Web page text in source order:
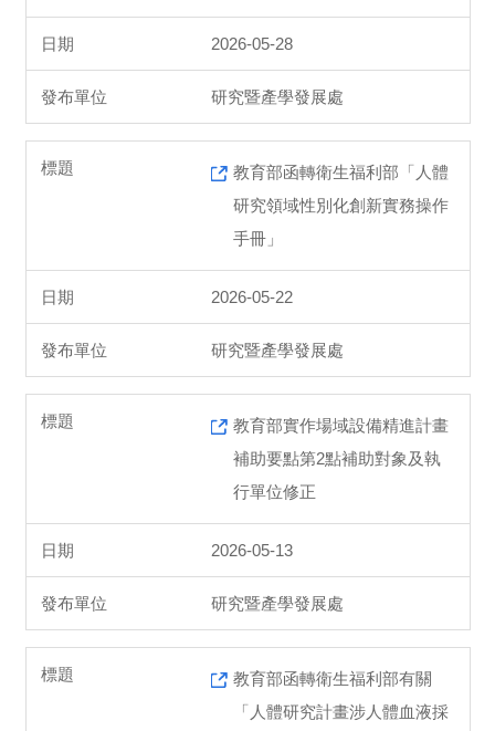
2026-05-28
研究暨產學發展處
教育部函轉衛生福利部「人體
研究領域性別化創新實務操作
手冊」
2026-05-22
研究暨產學發展處
教育部實作場域設備精進計畫
補助要點第2點補助對象及執
行單位修正
2026-05-13
研究暨產學發展處
教育部函轉衛生福利部有關
「人體研究計畫涉人體血液採